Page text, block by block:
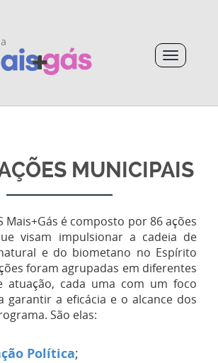
MUNICIPAIS
Mais+Gás é composto por 86 ações
visam impulsionar a cadeia de
e do biometano no Espírito
foram agrupadas em diferentes
atuação, cada uma com um foco
garantir a eficácia e o alcance dos
São elas:
Política;